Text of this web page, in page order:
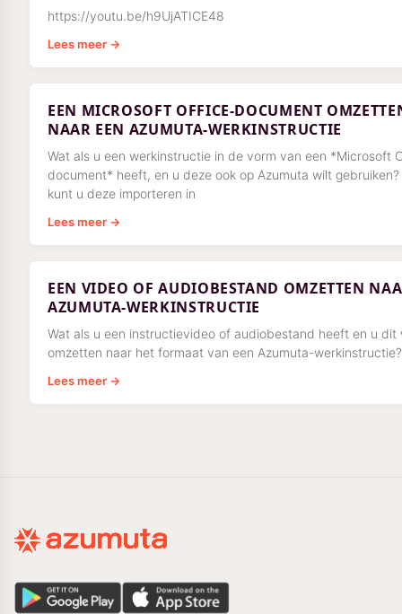
https://youtu.be/h9UjATICE48
Lees meer →
EEN MICROSOFT OFFICE-DOCUMENT
NAAR EEN AZUMUTA-WERKINSTRUCTIE
Wat als u een werkinstructie in de vorm van een *Microsoft
document* heeft, en u deze ook op Azumuta wilt gebruiken?
kunt u deze importeren in
Lees meer →
EEN VIDEO OF AUDIOBESTAND OMZETTEN
AZUMUTA-WERKINSTRUCTIE
Wat als u een instructievideo of audiobestand heeft en u dit
omzetten naar het formaat van een Azumuta-werkinstructie?
Lees meer →